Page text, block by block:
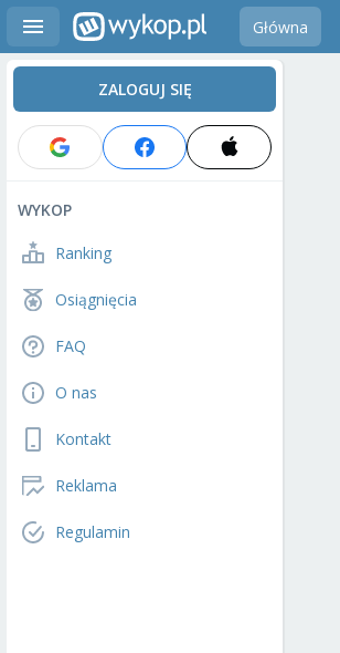
Główna
ZALOGUJ SIĘ
WYKOP
Ranking
Osiągnięcia
FAQ
O nas
Kontakt
Reklama
Regulamin